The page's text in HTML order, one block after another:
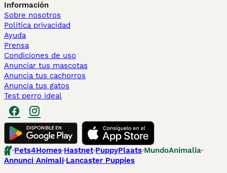
Información
Sobre nosotros
Politica privacidad
Ayuda
Prensa
Condiciones de uso
Anunciar tus mascotas
Anuncia tus cachorros
Anuncia tus gatos
Test perro ideal
Pets4Homes Hastnet PuppyPlaats MundoAnimalia
Annunci Animali Lancaster Puppies